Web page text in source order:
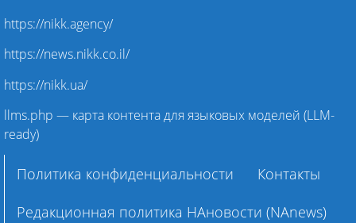
https://nikk.agency/
https://news.nikk.co.il/
https://nikk.ua/
llms.php — карта контента для языковых моделей (LLM-
ready)
Политика конфиденциальности
Контакты
Редакционная политика НАновости (NAnews)